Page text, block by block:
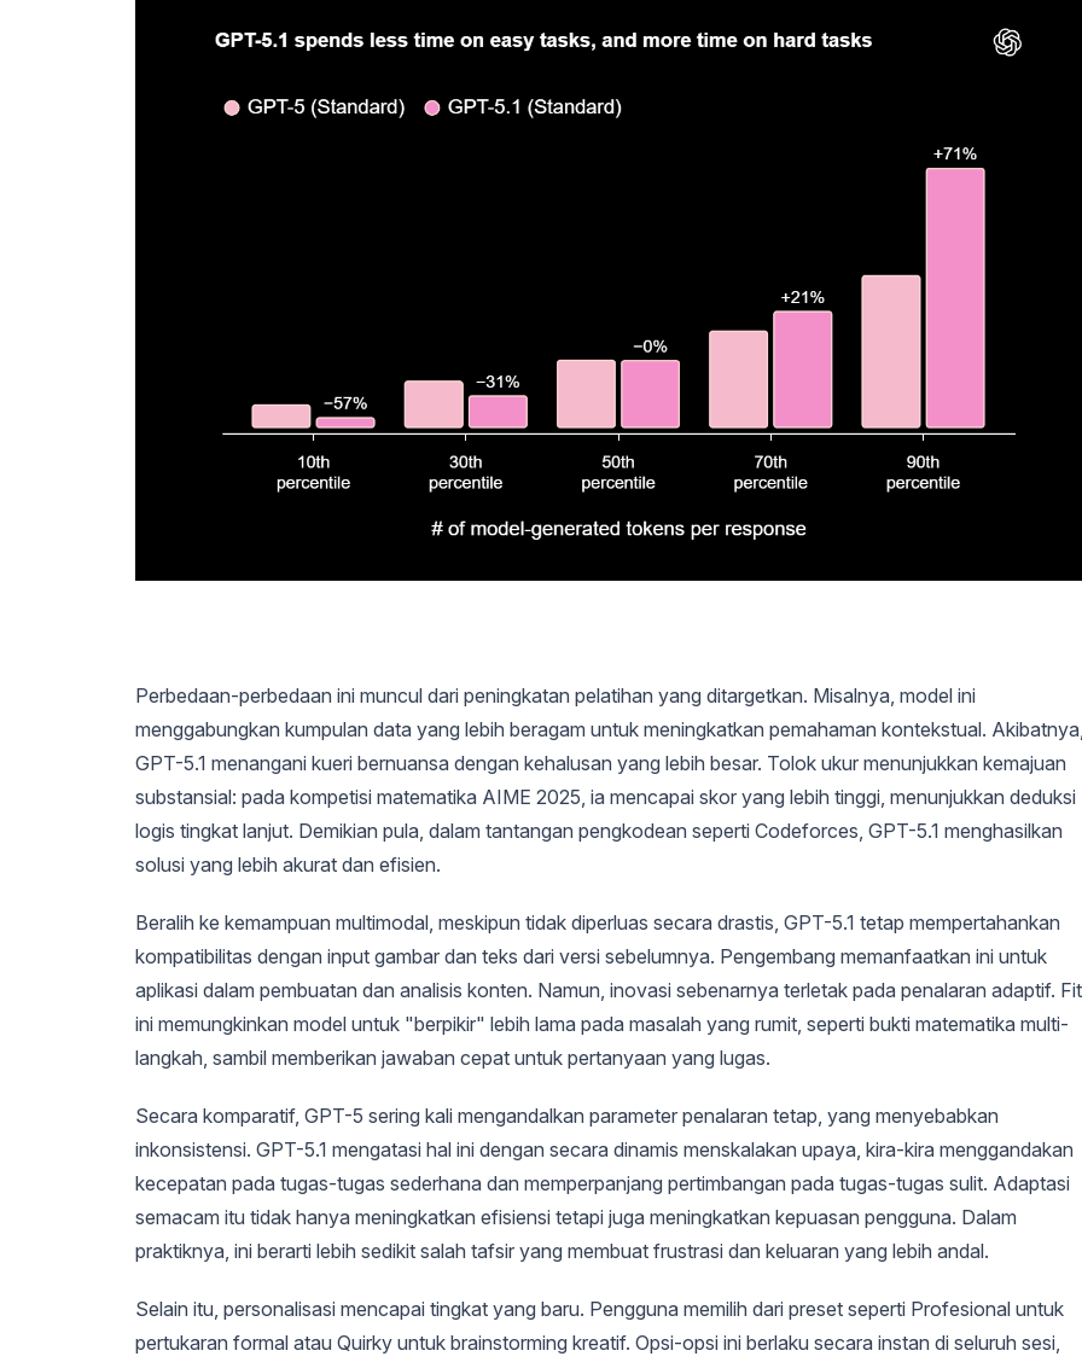
Perbedaan-perbedaan ini muncul dari peningkatan pelatihan yang ditargetkan. Misalnya, model ini
menggabungkan kumpulan data yang lebih beragam untuk meningkatkan pemahaman kontekstual.
GPT-5.1 menangani kueri bernuansa dengan kehalusan yang lebih besar. Tolok ukur menunjukkan kemajuan
substansial: pada kompetisi matematika AIME 2025, ia mencapai skor yang lebih tinggi, menunjukkan deduksi
logis tingkat lanjut. Demikian pula, dalam tantangan pengkodean seperti Codeforces, GPT-5.1 menghasilkan
solusi yang lebih akurat dan efisien.
Beralih ke kemampuan multimodal, meskipun tidak diperluas secara drastis, GPT-5.1 tetap mempertahankan
kompatibilitas dengan input gambar dan teks dari versi sebelumnya. Pengembang memanfaatkan ini untuk
aplikasi dalam pembuatan dan analisis konten. Namun, inovasi sebenarnya terletak pada penalaran adaptif.
ini memungkinkan model untuk "berpikir" lebih lama pada masalah yang rumit, seperti bukti matematika multi-
langkah, sambil memberikan jawaban cepat untuk pertanyaan yang lugas.
Secara komparatif, GPT-5 sering kali mengandalkan parameter penalaran tetap, yang menyebabkan
inkonsistensi. GPT-5.1 mengatasi hal ini dengan secara dinamis menskalakan upaya, kira-kira menggandakan
kecepatan pada tugas-tugas sederhana dan memperpanjang pertimbangan pada tugas-tugas sulit. Adaptasi
semacam itu tidak hanya meningkatkan efisiensi tetapi juga meningkatkan kepuasan pengguna. Dalam
praktiknya, ini berarti lebih sedikit salah tafsir yang membuat frustrasi dan keluaran yang lebih andal.
Selain itu, personalisasi mencapai tingkat yang baru. Pengguna memilih dari preset seperti Profesional untuk
pertukaran formal atau Quirky untuk brainstorming kreatif. Opsi-opsi ini berlaku secara instan di seluruh sesi,